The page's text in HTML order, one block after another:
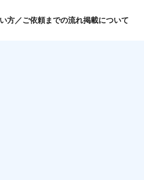
方／ご依頼までの流れ掲載について